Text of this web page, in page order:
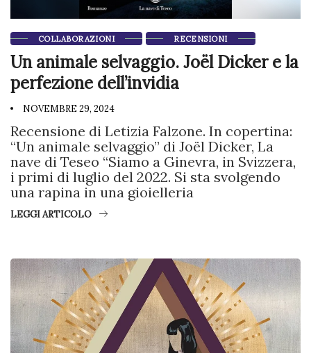
COLLABORAZIONI RECENSIONI
Un animale selvaggio. Joël Dicker e la
perfezione dell’invidia
NOVEMBRE 29, 2024
Recensione di Letizia Falzone. In copertina:
“Un animale selvaggio” di Joël Dicker, La
nave di Teseo “Siamo a Ginevra, in Svizzera,
i primi di luglio del 2022. Si sta svolgendo
una rapina in una gioielleria
LEGGI ARTICOLO